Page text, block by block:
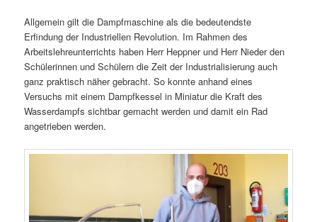
Allgemein gilt die Dampfmaschine als die bedeutendste
Erfindung der Industriellen Revolution. Im Rahmen des
Arbeitslehreunterrichts haben Herr Heppner und Herr Nieder den
Schülerinnen und Schülern die Zeit der Industrialisierung auch
ganz praktisch näher gebracht. So konnte anhand eines
Versuchs mit einem Dampfkessel in Miniatur die Kraft des
Wasserdampfs sichtbar gemacht werden und damit ein Rad
angetrieben werden.